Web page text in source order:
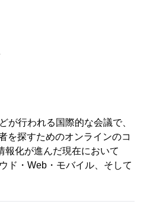
が行われる国際的な会議で、
を探すためのオンラインのコ
報化が進んだ現在において
ド・Web・モバイル、そして